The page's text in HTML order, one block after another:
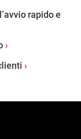
rapido e